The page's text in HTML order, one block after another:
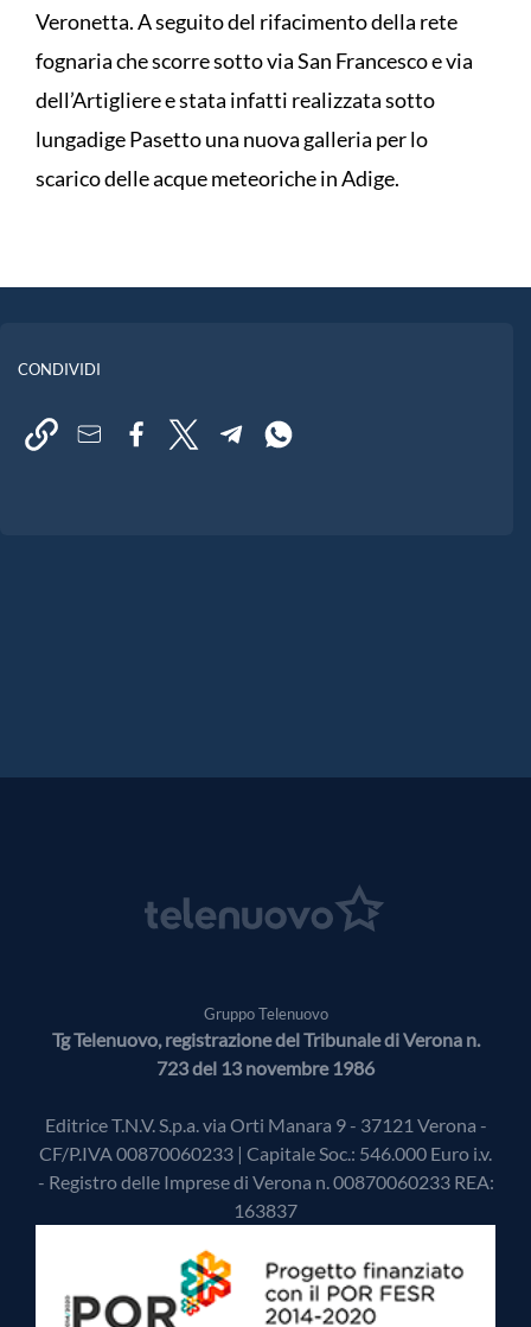
Veronetta. A seguito del rifacimento della rete
fognaria che scorre sotto via San Francesco e via
dell’Artigliere e stata infatti realizzata sotto
lungadige Pasetto una nuova galleria per lo
scarico delle acque meteoriche in Adige.
CONDIVIDI
Gruppo Telenuovo
Tg Telenuovo, registrazione del Tribunale di Verona n.
723 del 13 novembre 1986
Editrice T.N.V. S.p.a. via Orti Manara 9 - 37121 Verona -
CF/P.IVA 00870060233 | Capitale Soc.: 546.000 Euro i.v.
- Registro delle Imprese di Verona n. 00870060233 REA:
163837